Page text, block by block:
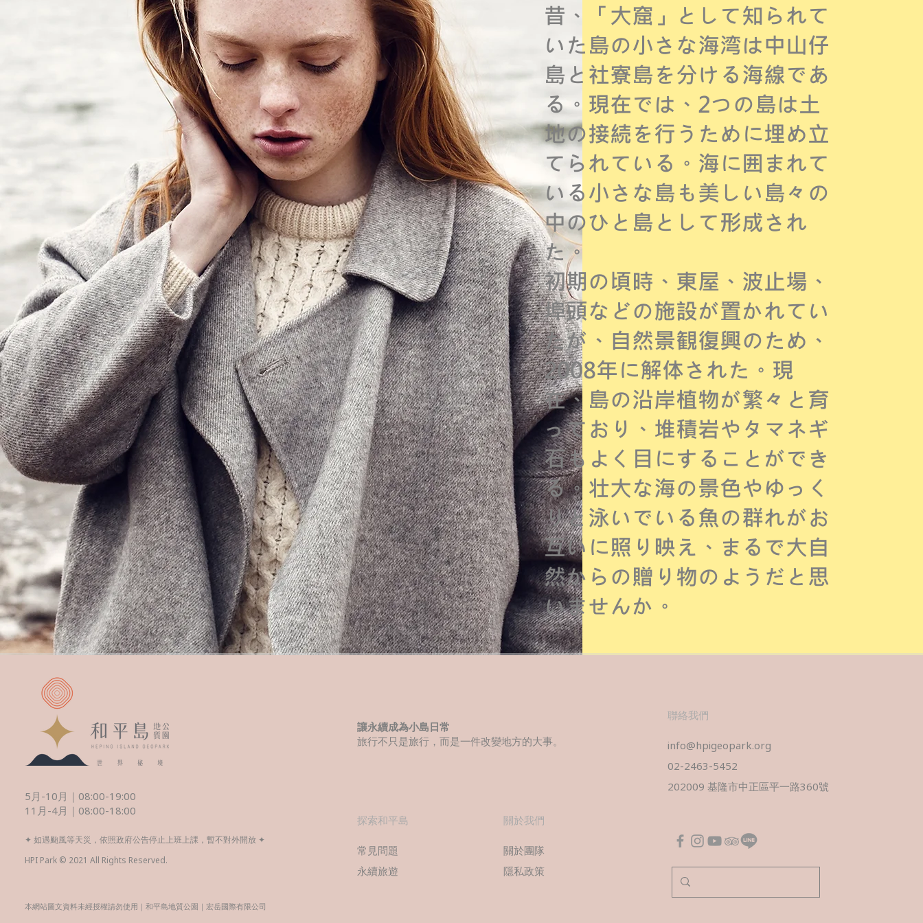
昔、「大窟」として知られて
いた島の小さな海湾は中山仔
島と社寮島を分ける海線であ
る。現在では、2つの島は土
地の接続を行うために埋め立
てられている。海に囲まれて
いる小さな島も美しい島々の
中のひと島として形成され
た。
初期の頃時、東屋、波止場、
埠頭などの施設が置かれてい
たが、自然景観復興のため、
2008年に解体された。現
在、島の沿岸植物が繁々と育
っており、堆積岩やタマネギ
石もよく目にすることができ
る。壮大な海の景色やゆっく
りと泳いでいる魚の群れがお
互いに照り映え、まるで大自
然からの贈り物のようだと思
いませんか。
5月-10月｜08:00-19:00
11月-4月｜08:00-18:00
✦ 如遇颱風等天災，依照政府公告停止上班上課，暫不對外開放 ✦
HPI Park © 2021 All Rights Reserved.
本網站圖文資料未經授權請勿使用｜和平島地質公園｜宏岳國際有限公司
讓永續成為小島日常
旅行不只是旅行，而是一件改變地方的大事。​
​探索和平島
常見問題
​永續旅遊
​關於我們
關於團隊
​隱私政策
​聯絡我們
info@hpigeopark.org
02-2463-5452
202009 基隆市中正區平一路360號